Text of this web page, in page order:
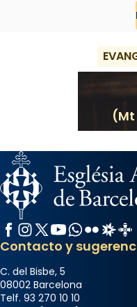
Facebook
Instagram
X / Twitter
YouTube
WhatsApp
FlickrRadio
Contacto y
C. del Bisbe, 5
08002 Barcelona
Telf. 93 270 10 10